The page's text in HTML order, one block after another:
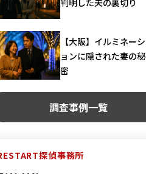
【大阪】イルミネーシ
ョンに隠された妻の秘
密
調査事例一覧
探偵事務所